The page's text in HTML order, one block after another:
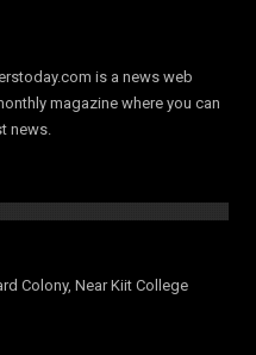
is a news web
magazine where you can
news.
Colony, Near Kiit College